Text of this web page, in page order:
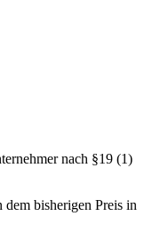
nach §19 (1)
dem bisherigen Preis in